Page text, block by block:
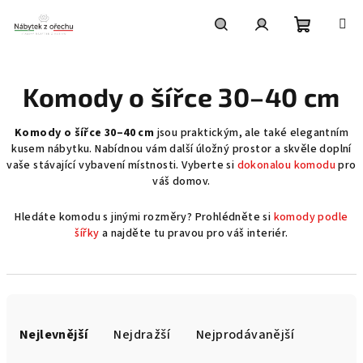
obsah
košík
Komody o šířce 30–40 cm
Komody o šířce 30–40 cm jsou praktickým, ale také elegantním
kusem nábytku. Nabídnou vám další úložný prostor a skvěle doplní
vaše stávající vybavení místnosti. Vyberte si dokonalou komodupro
váš domov.
Hledáte komodu s jinými rozměry? Prohlédněte si komody podle
šířky a najděte tu pravou pro váš interiér.
Nejlevnější Nejdražší Nejprodávanější